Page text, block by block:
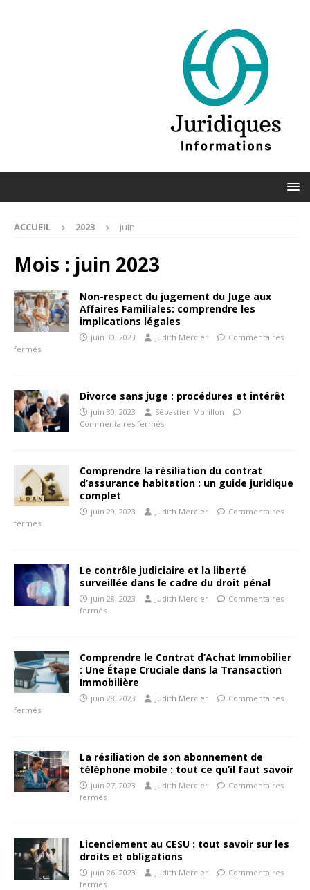
ACCUEIL 2023 juin
Mois : juin 2023
Non-respect du jugement du Juge aux
Affaires Familiales: comprendre les
implications légales
juin 30, 2023 Judith Mercier
Commentaires
fermés
Divorce sans juge : procédures et intérêt
juin 30, 2023
Sébastien Morillon
Commentaires fermés
Comprendre la résiliation du contrat
d’assurance habitation : un guide juridique
complet
juin 29, 2023 Judith Mercier
Commentaires
fermés
Le contrôle judiciaire et la liberté
surveillée dans le cadre du droit pénal
juin 28, 2023 Judith Mercier
Commentaires
fermés
Comprendre le Contrat d’Achat Immobilier
: Une Étape Cruciale dans la Transaction
Immobilière
juin 28, 2023 Judith Mercier
Commentaires
fermés
La résiliation de son abonnement de
téléphone mobile : tout ce qu’il faut savoir
juin 27, 2023 Judith Mercier
Commentaires
fermés
Licenciement au CESU : tout savoir sur les
droits et obligations
juin 26, 2023 Judith Mercier
Commentaires
fermés